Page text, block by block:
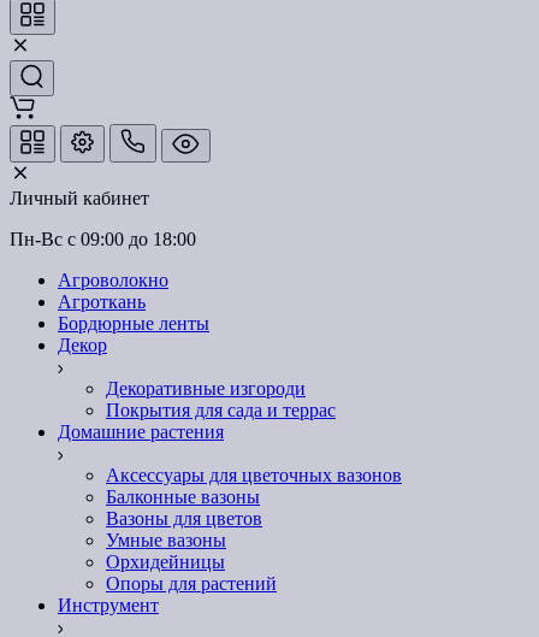
Личный кабинет
Пн-Вс с 09:00 до 18:00
Агроволокно
Агроткань
Бордюрные ленты
Декор
Декоративные изгороди
Покрытия для сада и террас
Домашние растения
Аксессуары для цветочных вазонов
Балконные вазоны
Вазоны для цветов
Умные вазоны
Орхидейницы
Опоры для растений
Инструмент